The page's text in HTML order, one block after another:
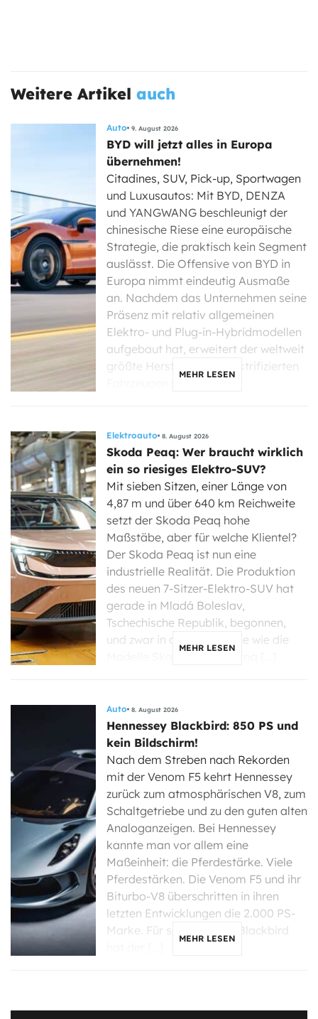
Weitere Artikel auch
Auto 9. August 2026
BYD will jetzt alles in Europa
übernehmen!
Citadines, SUV, Pick-up, Sportwagen
und Luxusautos: Mit BYD, DENZA
und YANGWANG beschleunigt der
chinesische Riese eine europäische
Strategie, die praktisch kein Segment
auslässt. Die Offensive von BYD in
Europa nimmt eindeutig Ausmaße
an. Nachdem das Unternehmen seine
Präsenz mit relativ allgemeinen
Elektro- und Plug-in-Hybridmodellen
aufgebaut hat, erweitert der weltweit
größte Hersteller von elektrifizierten
MEHR LESEN
Elektroauto 8. August 2026
Skoda Peaq: Wer braucht wirklich
ein so riesiges Elektro-SUV?
Mit sieben Sitzen, einer Länge von
4,87 m und über 640 km Reichweite
setzt der Skoda Peaq hohe
Maßstäbe, aber für welche Klientel?
Der Skoda Peaq ist nun eine
industrielle Realität. Die Produktion
des neuen 7-Sitzer-Elektro-SUV hat
gerade in Mladá Boleslav,
Tschechische Republik, begonnen,
und zwar in derselben Linie wie die
MEHR LESEN
Auto 8. August 2026
Hennessey Blackbird: 850 PS und
kein Bildschirm!
Nach dem Streben nach Rekorden
mit der Venom F5 kehrt Hennessey
zurück zum atmosphärischen V8, zum
Schaltgetriebe und zu den guten alten
Analoganzeigen. Bei Hennessey
kannte man vor allem eine
Maßeinheit: die Pferdestärke. Viele
Pferdestärken. Die Venom F5 und ihr
Biturbo-V8 überschritten in ihren
letzten Entwicklungen die 2.000 PS-
Marke. Für seinen neuen Blackbird
MEHR LESEN